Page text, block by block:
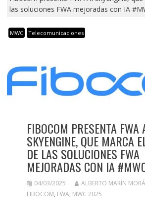
las soluciones FWA mejoradas con IA
MWC Telecomunicaciones
FIBOCOM PRESENTA FWA
SKYENGINE, QUE MARCA
DE LAS SOLUCIONES FWA
MEJORADAS CON IA
04/03/2025 ALBERTO MARÍN
FIBOCOM, FWA, MWC 2025